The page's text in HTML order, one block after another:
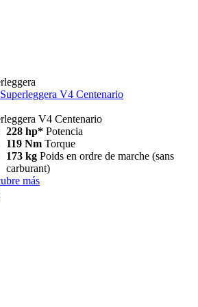
Superleggera V4 Centenario
V4 Centenario
228 hp* Potencia
119 Nm Torque
173 kg Poids en ordre de marche (sans
carburant)
más